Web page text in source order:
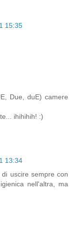
15:35
Due, duE) camere
ihihihih! :)
13:34
uscire sempre con
nell'altra, ma